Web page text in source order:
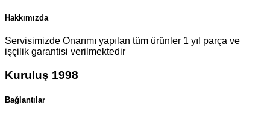
Hakkımızda
Servisimizde Onarımı yapılan tüm ürünler 1 yıl parça ve
işçilik garantisi verilmektedir
Kuruluş 1998
Bağlantılar